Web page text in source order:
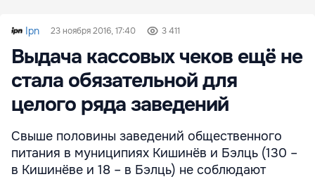
Ipn 23 ноября 2016, 17:40 3 411
Выдача кассовых чеков ещё не
стала обязательной для
целого ряда заведений
Свыше половины заведений общественного
питания в муниципиях Кишинёв и Бэлць (130 –
в Кишинёве и 18 – в Бэлць) не соблюдают